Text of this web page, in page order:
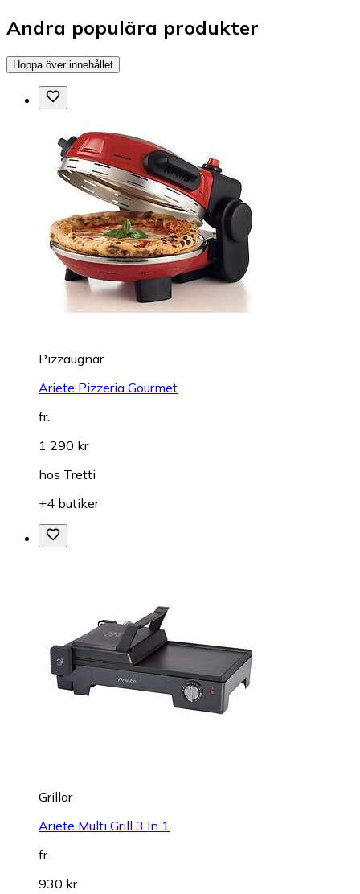
Andra populära produkter
Hoppa över innehållet
Pizzaugnar
Ariete Pizzeria Gourmet
fr.
1 290 kr
hos Tretti
+4 butiker
Grillar
Ariete Multi Grill 3 In 1
fr.
930 kr